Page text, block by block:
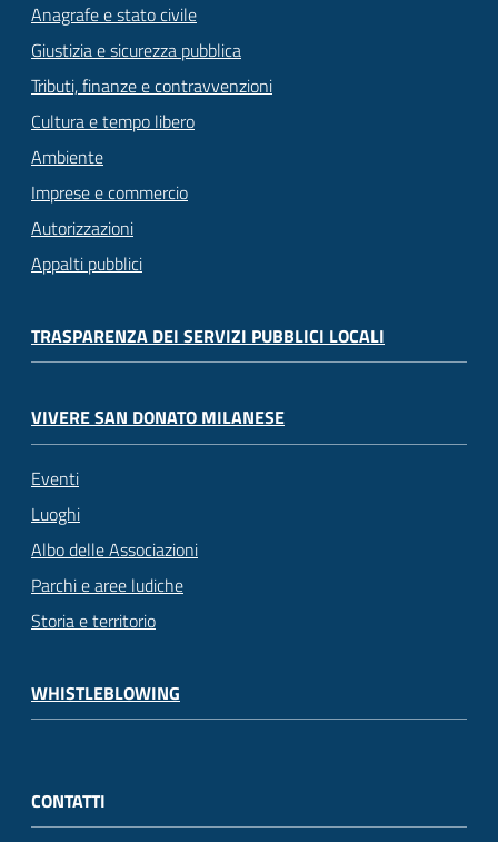
Anagrafe e stato civile
Giustizia e sicurezza pubblica
Tributi, finanze e contravvenzioni
Cultura e tempo libero
Ambiente
Imprese e commercio
Autorizzazioni
Appalti pubblici
TRASPARENZA DEI SERVIZI PUBBLICI LOCALI
VIVERE SAN DONATO MILANESE
Eventi
Luoghi
Albo delle Associazioni
Parchi e aree ludiche
Storia e territorio
WHISTLEBLOWING
CONTATTI